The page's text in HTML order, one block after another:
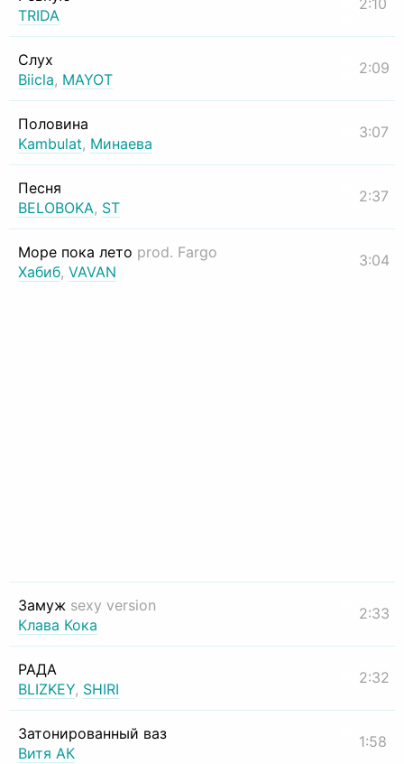
TRIDA
2:10
Слух
Biicla, MAYOT
2:09
Половина
Kambulat, Минаева
3:07
Песня
BELOBOKA, ST
2:37
Море пока лето prod. Fargo
Хабиб, VAVAN
3:04
Замуж sexy version
Клава Кока
2:33
РАДА
BLIZKEY, SHIRI
2:32
Затонированный ваз
Витя АК
1:58